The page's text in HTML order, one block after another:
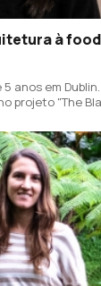
à
anos em
projeto "The